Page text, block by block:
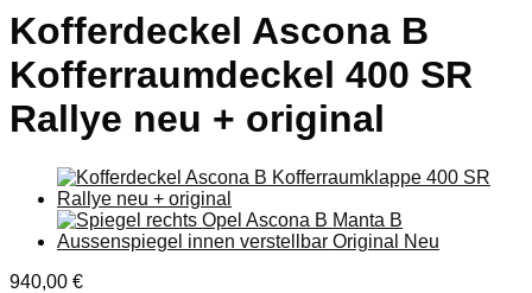
Kofferdeckel Ascona B
Kofferraumdeckel 400 SR
Rallye neu + original
940,00 €